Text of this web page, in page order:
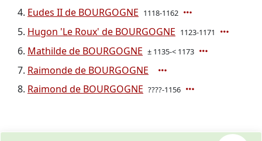
Eudes II de BOURGOGNE 1118-1162
Hugon 'Le Roux' de BOURGOGNE 1123-1171
Mathilde de BOURGOGNE ± 1135-< 1173
Raimonde de BOURGOGNE
Raimond de BOURGOGNE ????-1156